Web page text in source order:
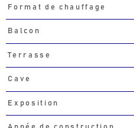
Format de chauffage
Balcon
Terrasse
Cave
Exposition